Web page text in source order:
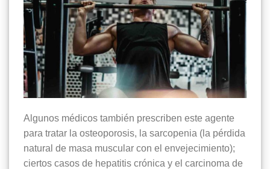
Algunos médicos también prescriben este agente
para tratar la osteoporosis, la sarcopenia (la pérdida
natural de masa muscular con el envejecimiento);
ciertos casos de hepatitis crónica y el carcinoma de